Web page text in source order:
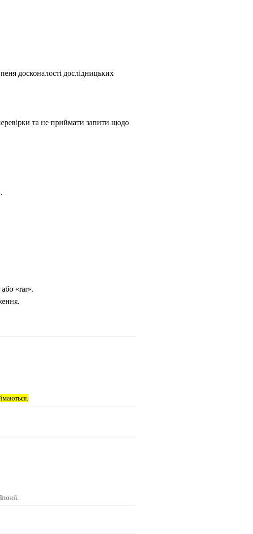
досконалості дослідницьких
та не приймати запити щодо
«rar».